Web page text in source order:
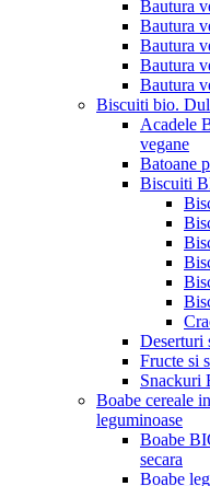
Bautura
Bautura
Bautura
Bautura
Bautura
Biscuiti bio.
Acadele
vegane
Batoane
Biscuiti
Deserturi
Fructe si
Snackuri
Boabe cereale
leguminoase
Boabe
secara
Boabe